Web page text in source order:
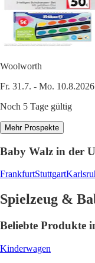
Woolworth
Fr. 31.7. - Mo. 10.8.2026
Noch 5 Tage gültig
Mehr Prospekte
Baby Walz in der
FrankfurtStuttgart
Spielzeug &
Beliebte Produkte
Kinderwagen